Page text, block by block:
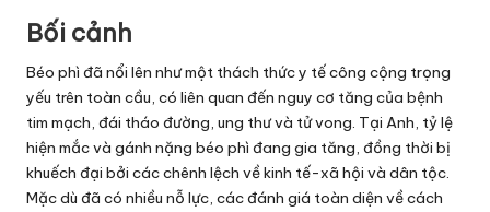
Bối cảnh
Béo phì đã nổi lên như một thách thức y tế công cộng trọng
yếu trên toàn cầu, có liên quan đến nguy cơ tăng của bệnh
tim mạch, đái tháo đường, ung thư và tử vong. Tại Anh, tỷ lệ
hiện mắc và gánh nặng béo phì đang gia tăng, đồng thời bị
khuếch đại bởi các chênh lệch về kinh tế-xã hội và dân tộc.
Mặc dù đã có nhiều nỗ lực, các đánh giá toàn diện về cách